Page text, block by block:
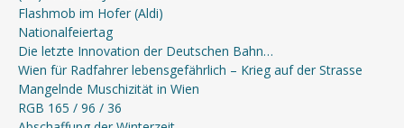
Flashmob im Hofer (Aldi)
Nationalfeiertag
Die letzte Innovation der Deutschen Bahn…
Wien für Radfahrer lebensgefährlich – Krieg auf der Strasse
Mangelnde Muschizität in Wien
RGB 165 / 96 / 36